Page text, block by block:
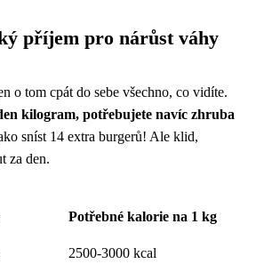
příjem pro nárůst váhy
o tom cpát do sebe všechno, co vidíte.
kilogram, potřebujete navíc zhruba
sníst 14 extra burgerů! Ale klid,
za den.
Potřebné kalorie na 1 kg
2500-3000 kcal